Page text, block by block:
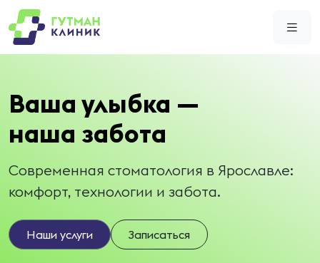
Ваша улыбка —
наша забота
Современная стоматология в Ярославле:
комфорт, технологии и забота.
Наши услуги Записаться